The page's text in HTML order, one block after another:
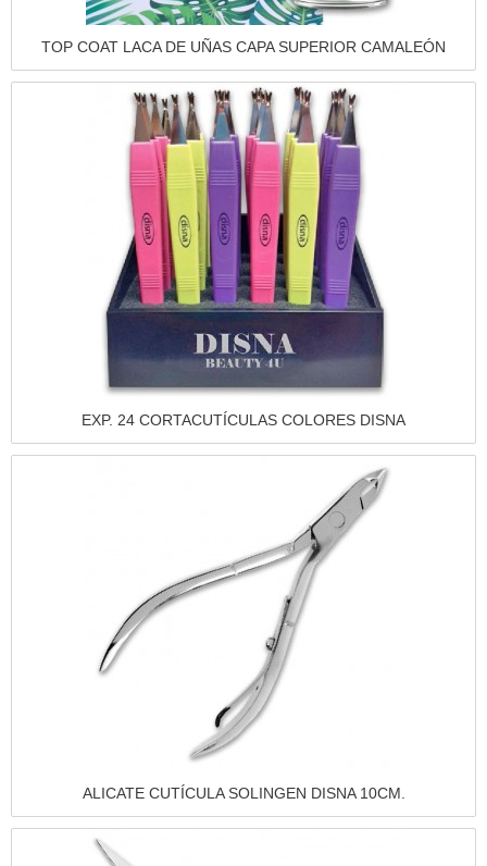
Vista rápida
TOP COAT LACA DE UÑAS CAPA SUPERIOR CAMALEÓN
Vista rápida
EXP. 24 CORTACUTÍCULAS COLORES DISNA
Vista rápida
ALICATE CUTÍCULA SOLINGEN DISNA 10CM.